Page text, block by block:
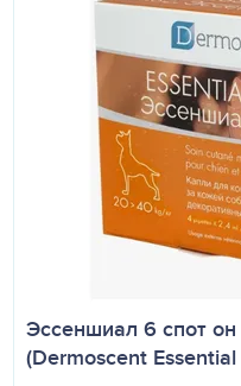
Эссеншиал 6 спот
(Dermoscent